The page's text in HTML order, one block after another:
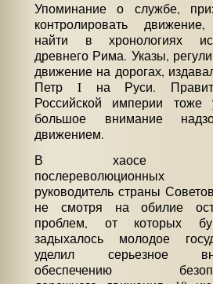
Упоминание о службе,
контролировать
найти в хронологиях
древнего Рима. Указы,
движение на дорогах,
Петр I на Руси.
Российской империи тоже
большое внимание
движением.
В хаосе
руководитель страны
не смотря на обилие
проблем, от которых
задыхалось молодое
уделил серьезное
обеспечению